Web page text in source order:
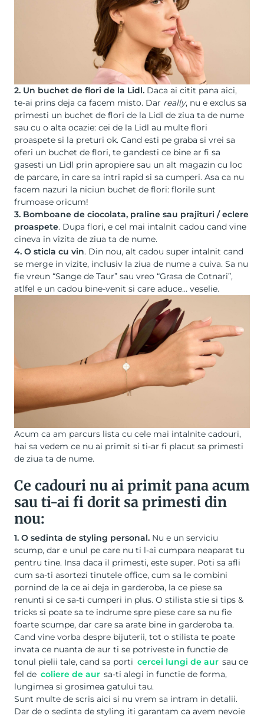
2. Un buchet de flori de la Lidl. Daca ai citit pana aici,
te-ai prins deja ca facem misto. Dar really, nu e exclus sa
primesti un buchet de flori de la Lidl de ziua ta de nume
sau cu o alta ocazie: cei de la Lidl au multe flori
proaspete si la preturi ok. Cand esti pe graba si vrei sa
oferi un buchet de flori, te gandesti ce bine ar fi sa
gasesti un Lidl prin apropiere sau un alt magazin cu loc
de parcare, in care sa intri rapid si sa cumperi. Asa ca nu
facem nazuri la niciun buchet de flori: florile sunt
frumoase oricum!
3. Bomboane de ciocolata, praline sau prajituri / eclere
proaspete. Dupa flori, e cel mai intalnit cadou cand vine
cineva in vizita de ziua ta de nume.
4. O sticla cu vin. Din nou, alt cadou super intalnit cand
se merge in vizite, inclusiv la ziua de nume a cuiva. Sa nu
fie vreun “Sange de Taur” sau vreo “Grasa de Cotnari”,
atlfel e un cadou bine-venit si care aduce… veselie.
Acum ca am parcurs lista cu cele mai intalnite cadouri,
hai sa vedem ce nu ai primit si ti-ar fi placut sa primesti
de ziua ta de nume.
Ce cadouri nu ai primit pana acum
sau ti-ai fi dorit sa primesti din
nou:
1. O sedinta de styling personal. Nu e un serviciu
scump, dar e unul pe care nu ti l-ai cumpara neaparat tu
pentru tine. Insa daca il primesti, este super. Poti sa afli
cum sa-ti asortezi tinutele office, cum sa le combini
pornind de la ce ai deja in garderoba, la ce piese sa
renunti si ce sa-ti cumperi in plus. O stilista stie si tips &
tricks si poate sa te indrume spre piese care sa nu fie
foarte scumpe, dar care sa arate bine in garderoba ta.
Cand vine vorba despre bijuterii, tot o stilista te poate
invata ce nuanta de aur ti se potriveste in functie de
tonul pielii tale, cand sa porti cercei lungi de aur sau ce
fel de coliere de aur sa-ti alegi in functie de forma,
lungimea si grosimea gatului tau.
Sunt multe de scris aici si nu vrem sa intram in detalii.
Dar de o sedinta de styling iti garantam ca avem nevoie